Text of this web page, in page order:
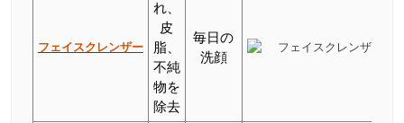
フェイスクレンザー
れ、
皮
脂、
不純
物を
除去
毎日の
洗顔